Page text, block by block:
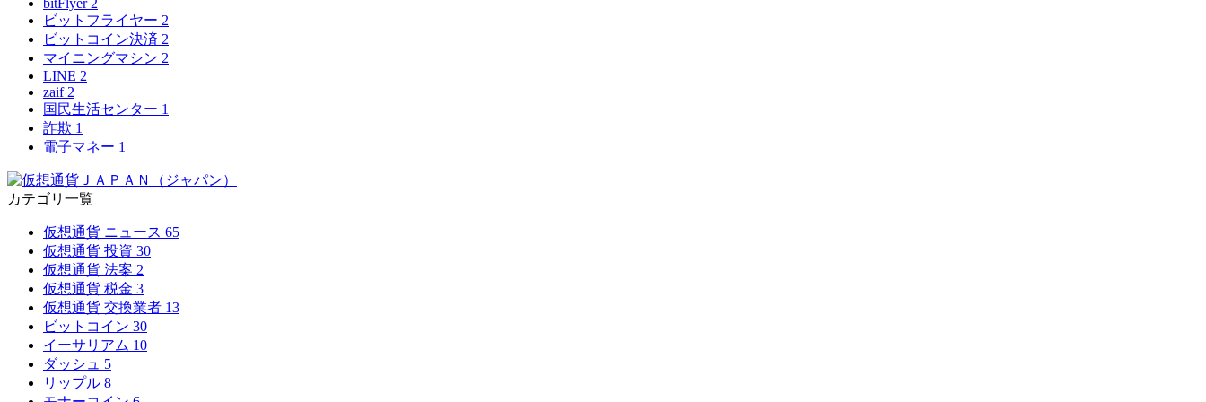
ビットフライヤー 2
ビットコイン決済 2
マイニングマシン 2
LINE 2
zaif 2
国民生活センター 1
詐欺 1
電子マネー 1
カテゴリ一覧
仮想通貨 ニュース 65
仮想通貨 投資 30
仮想通貨 法案 2
仮想通貨 税金 3
仮想通貨 交換業者 13
ビットコイン 30
イーサリアム 10
ダッシュ 5
リップル 8